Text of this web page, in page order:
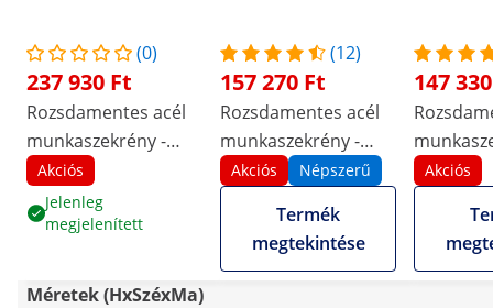
(0)
237 930 Ft
Rozsdamentes acél
munkaszekrény -
ECO - 200 x 60 cm -
600 kg - Royal
Catering
Akciós
Jelenleg
megjelenített
(12)
157 270 Ft
Rozsdamentes acél
munkaszekrény -
ECO - 180 x 60 cm -
600 kg - hátsó perem
- Royal Catering
Akciós Népszerű
Termék
megtekintése
147
ECO -
600 kg -
Catering
Akciós
Méretek (HxSzéxMa)